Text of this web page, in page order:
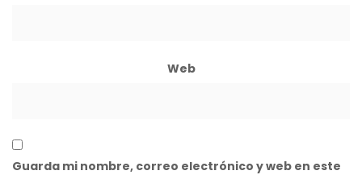
Web
Guarda mi nombre, correo electrónico y web en este